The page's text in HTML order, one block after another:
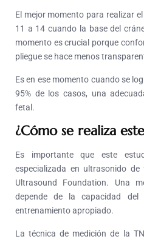
El mejor momento para realizar
11 a 14 cuando la base del
momento es crucial porque
pliegue se hace menos
Es en ese momento cuando se
95% de los casos, una
fetal.
¿Cómo se realiza
Es importante que este
especializada en ultrasonido
Ultrasound Foundation. Una
depende de la capacidad
entrenamiento apropiado.
La técnica de medición de la